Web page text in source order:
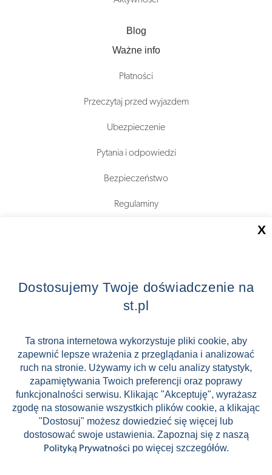
Blog
Ważne info
Płatności
Przeczytaj przed wyjazdem
Ubezpieczenie
Pytania i odpowiedzi
Bezpieczeństwo
Regulaminy
Zostań Pilotem wycieczek!
Kontakt
Zniżki
FAQ
ST INCENTIVE
Stock images by Depositphotos
Dostosujemy Twoje doświadczenie na
st.pl
Ta strona internetowa wykorzystuje pliki cookie, aby
zapewnić lepsze wrażenia z przeglądania i analizować
ruch na stronie. Używamy ich w celu analizy statystyk,
zapamiętywania Twoich preferencji oraz poprawy
funkcjonalności serwisu. Klikając "Akceptuję", wyrażasz
zgodę na stosowanie wszystkich plików cookie, a klikając
"Dostosuj" możesz dowiedzieć się więcej lub
dostosować swoje ustawienia. Zapoznaj się z naszą
Polityką Prywatności po więcej szczegółów.
X